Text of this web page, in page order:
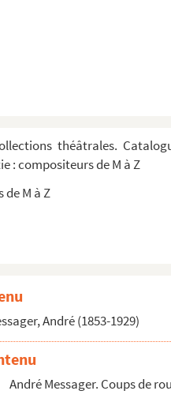
théâtrales.
: compositeurs de M à Z
de M à Z
Burani et Eugène H...
et un épilogue. Parole...
Georges Duval.
Duval
Rivoire et Pier...
Hennequin et Albert ...
André (1853-1929)
André Messager. Coups de